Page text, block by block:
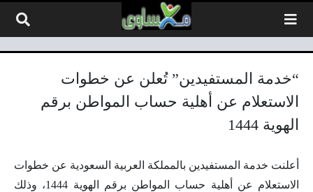
“خدمة المستفيدين” تُعلن عن خطوات
الاستعلام عن أهلية حساب المواطن برقم
الهوية 1444
أعلنت خدمة المستفيدين بالمملكة العربية السعودية عن خطوات
الاستعلام عن أهلية حساب المواطن برقم الهوية 1444، وذلك